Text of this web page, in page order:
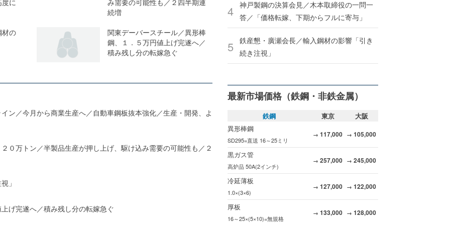
に
み需要の可能性も／２四半期連
続増
材の
関東デーバースチール／異形棒
鋼、１．５万円値上げ完遂へ／
積み残し分の転嫁急ぐ
ン／今月から商業生産へ／自動車鋼板抜本強化／生産・開発、よ
０万トン／半製品生産が押し上げ、駆け込み需要の可能性も／２
」
げ完遂へ／積み残し分の転嫁急ぐ
神戸製鋼の決算会見／木本取締役の一問一
答／「価格転嫁、下期からフルに寄与」
鉄産懇・廣瀬会長／輸入鋼材の影響「引き
続き注視」
最新市場価格（鉄鋼・非鉄金属）
鉄鋼 東京
大阪
異形棒鋼
SD295=直送 16～25ミリ
→ 117,000 → 105,000
黒ガス管
高炉品 50A(2インチ)
→ 257,000 → 245,000
冷延薄板
1.0×(3×6)
→ 127,000 → 122,000
厚板
16～25×(5×10)=無規格
→ 133,000 → 128,000